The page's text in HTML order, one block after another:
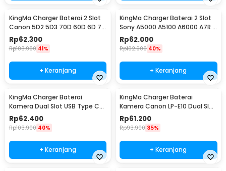
KingMa Charger Baterai 2 Slot
Canon 5D2 5D3 70D 60D 6D 7D
7D2 - LP-E6
Rp62.300
Rp103.900 41%
+ Keranjang
KingMa Charger Baterai 2 Slot
Sony A5000 A5100 A6000 A7R -
BM015-FW50
Rp62.000
Rp102.900 40%
+ Keranjang
KingMa Charger Baterai
Kamera Dual Slot USB Type C
for Fujifilm NP-W12 - BM015-
W126
Rp62.400
Rp103.900 40%
+ Keranjang
KingMa Charger Baterai
Kamera Canon LP-E10 Dual Slot
untuk 1100D 1200D - LP-E10
Rp61.200
Rp93.900 35%
+ Keranjang